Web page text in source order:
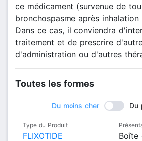
ce médicament (survenue de
bronchospasme après
Dans ce cas, il conviendra
traitement et de prescrire
d'administration ou d'autres
Toutes les formes
Du moins cher Du
Type du Produit
FLIXOTIDE
Boîte